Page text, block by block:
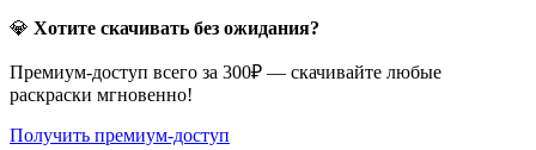
💎 Хотите скачивать без ожидания?
Премиум-доступ всего за 300₽ — скачивайте любые
раскраски мгновенно!
Получить премиум-доступ